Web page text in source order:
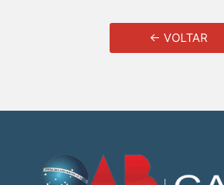
← VOLTAR